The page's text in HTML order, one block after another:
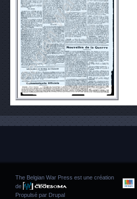
The Belgian War Press est une création
de
Propulsé par Drupal